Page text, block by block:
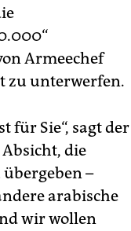
Armeechef
zu unterwerfen.
für Sie“, sagt der
die
–
arabische
wir wollen